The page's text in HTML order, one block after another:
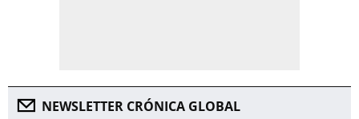
NEWSLETTER CRÓNICA GLOBAL